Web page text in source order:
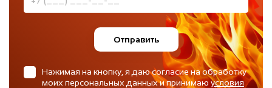
Отправить
Нажимая на кнопку, я даю согласие на обработку
моих персональных данных и принимаюусловия